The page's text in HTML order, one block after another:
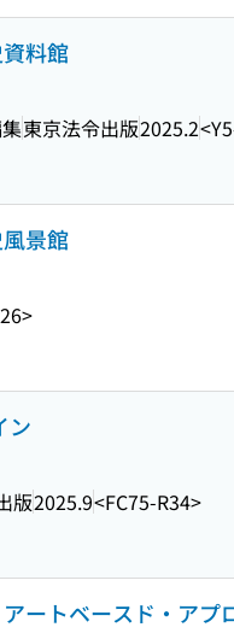
料館
東京法令出版2025.2
景館
ン
版2025.9<FC75-R34>
ートベースド・アプ